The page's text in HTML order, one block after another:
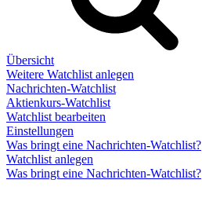
Übersicht
Weitere Watchlist anlegen
Nachrichten-Watchlist
Aktienkurs-Watchlist
Watchlist bearbeiten
Einstellungen
Was bringt eine Nachrichten-Watchlist?
Watchlist anlegen
Was bringt eine Nachrichten-Watchlist?